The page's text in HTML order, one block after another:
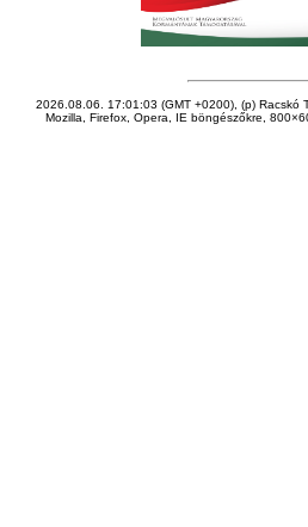
2026.08.06. 17:01:03 (GMT +0200), (p) Racskó
Mozilla, Firefox, Opera, IE böngészőkre,